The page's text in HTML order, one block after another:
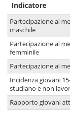
Indicatore
Partecipazione al
maschile
Partecipazione al
femminile
Partecipazione al
Incidenza giovani
studiano e non
Rapporto giovani